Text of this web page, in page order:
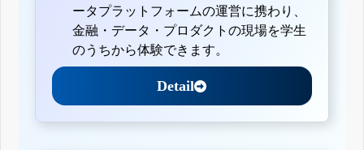
ータプラットフォームの運営に携わり、
金融・データ・プロダクトの現場を学生
のうちから体験できます。
Detail